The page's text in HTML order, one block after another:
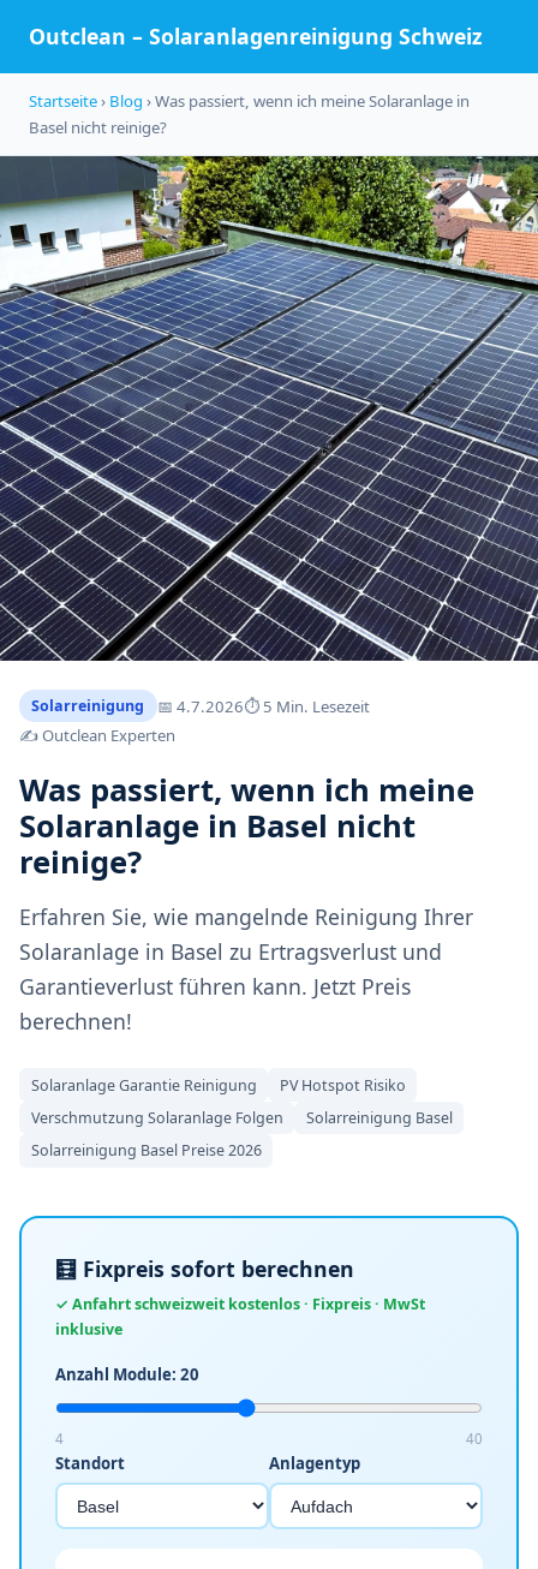
Outclean – Solaranlagenreinigung Schweiz
Startseite› Blog › Was passiert, wenn ich meine Solaranlage in
Basel nicht reinige?
Solarreinigung 📅 4.7.2026⏱ 5 Min. Lesezeit
✍️ Outclean Experten
Was passiert, wenn ich meine
Solaranlage in Basel nicht
reinige?
Erfahren Sie, wie mangelnde Reinigung Ihrer
Solaranlage in Basel zu Ertragsverlust und
Garantieverlust führen kann. Jetzt Preis
berechnen!
Solaranlage Garantie Reinigung
PV Hotspot Risiko
Verschmutzung Solaranlage Folgen
Solarreinigung Basel
Solarreinigung Basel Preise 2026
🧮 Fixpreis sofort berechnen
✓ Anfahrt schweizweit kostenlos · Fixpreis · MwSt
inklusive
Anzahl Module: 20
4 40
Standort Anlagentyp